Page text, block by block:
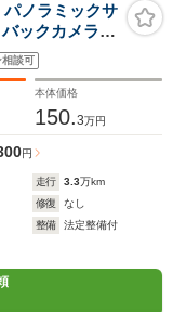
ノラミックサ
ックカメラ
レザーシー
インチアル
相談可
本体価格
150.3万円
円
走行 3.3万km
修復
なし
整備
法定整備付